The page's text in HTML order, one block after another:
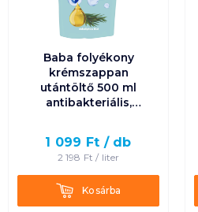
Baba folyékony
krémszappan
utántöltő 500 ml
antibakteriális,
1 099 Ft / db
2 198 Ft / liter
KosárbaKosárba